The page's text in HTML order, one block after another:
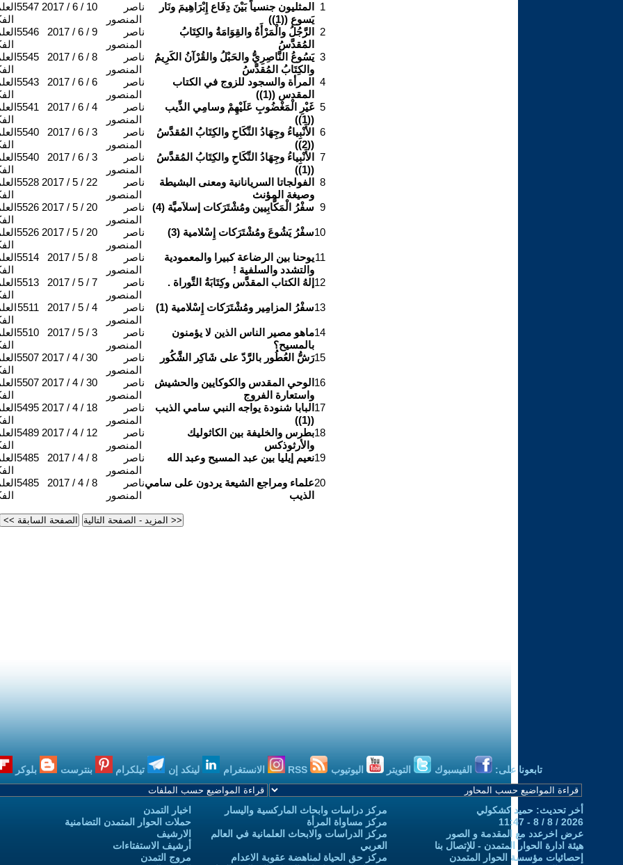
5547 2017 / 6 / 10
ناصر
المنصور
المثليون جنسياً بَيْنَ دِفَاع إِبْرَاهِيمَ ونَار
يَسوع ((1))
1
5546 2017 / 6 / 9
ناصر
المنصور
الرَّجُلُ والْمَرْأَةُ والقِوَامَةُ والكِتَابُ
المُقدَّسُ
2
5545 2017 / 6 / 8
ناصر
المنصور
يَسُوعُ النَّاصِرِيُّ والحَبْلُ والقُرْآنُ الكَرِيمُ
والكِتَابُ المُقدَّسُ
3
5543 2017 / 6 / 6
ناصر
المنصور
المرأة والسجود للزوج في الكتاب
المقدس ((1))
4
5541 2017 / 6 / 4
ناصر
المنصور
غَيْرِ الْمَغْضُوبِ عَلَيْهِمْ وسامِي الذِّيب
((1))
5
5540 2017 / 6 / 3
ناصر
المنصور
الأَنْبِياءُ وجِهَادُ النِّكَاحِ والكِتَابُ المُقدَّسُ
((2))
6
5540 2017 / 6 / 3
ناصر
المنصور
الأَنْبِياءُ وجِهَادُ النِّكَاحِ والكِتَابُ المُقدَّسُ
((1))
7
5528 2017 / 5 / 22
ناصر
المنصور
الفولجاتا السريانانية ومعنى البشيطة
وصيغة المؤنث
8
5526 2017 / 5 / 20
ناصر
المنصور
سفْرُ الْمَكَّابِيين ومُشْتَرَكات إسلاَميَّة (4) 9
5526 2017 / 5 / 20
ناصر
المنصور
سفْرُ يَشُوعَ ومُشْتَرَكات إِسْلامية (3)10
5514 2017 / 5 / 8
ناصر
المنصور
يوحنا بين الرضاعة كبيرا والمعمودية
والتشدد والسلفية !
11
5513 2017 / 5 / 7
ناصر
المنصور
إلهُ الكتاب المقدَّس وكِتَابَةُ التَّوراة . 12
5511 2017 / 5 / 4
ناصر
المنصور
سفْرُ المزامِير ومُشْتَرَكات إِسْلامية (1)13
5510 2017 / 5 / 3
ناصر
المنصور
ماهو مصير الناس الذين لا يؤمنون
بالمسيح؟
14
5507 2017 / 4 / 30
ناصر
المنصور
رَشُّ العُطُور بالرَّدّ على شَاكِر الشَّكُور15
5507 2017 / 4 / 30
ناصر
المنصور
الوحي المقدس والكوكايين والحشيش
واستعارة الفروج
16
5495 2017 / 4 / 18
ناصر
المنصور
البابا شنودة يواجه النبي سامي الذيب
((1))
17
5489 2017 / 4 / 12
ناصر
المنصور
بطرس والخليفة بين الكاثوليك
والأرثوذكس
18
5485 2017 / 4 / 8
ناصر
المنصور
نعيم إيليا بين عبد المسيح وعبد الله19
5485 2017 / 4 / 8
ناصر
المنصور
علماء ومراجع الشيعة يردون على سامي
الذيب
20
تابعونا على: الفيسبوك التويتر اليوتيوب الانستغرام لينكد إن تيلكرام بنترست بلوكر
أخر تحديث: حميد كشكولي
2026 / 8 / 8 - 11:47
عرض اخرعدد مع المقدمة و الصور
هيئة ادارة الحوار المتمدن - للإتصال بنا
إحصائيات مؤسسة الحوار المتمدن
مركز دراسات وابحاث الماركسية واليسار
مركز مساواة المرأة
مركز الدراسات والابحاث العلمانية في العالم
العربي
مركز حق الحياة لمناهضة عقوبة الاعدام
اخبار التمدن
حملات الحوار المتمدن التضامنية
الارشيف
أرشيف الاستفتاءات
مروج التمدن